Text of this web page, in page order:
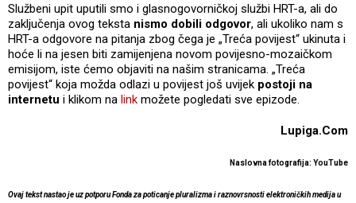
Službeni upit uputili smo i glasnogovorničkoj službi HRT-a, ali do
zaključenja ovog teksta nismo dobili odgovor, ali ukoliko nam s
HRT-a odgovore na pitanja zbog čega je „Treća povijest“ ukinuta i
hoće li na jesen biti zamijenjena novom povijesno-mozaičkom
emisijom, iste ćemo objaviti na našim stranicama. „Treća
povijest“ koja možda odlazi u povijest još uvijek postoji na
internetu i klikom na link možete pogledati sve epizode.
Lupiga.Com
Naslovna fotografija: YouTube
Ovaj tekst nastao je uz potporu Fonda za poticanje pluralizma i raznovrsnosti elektroničkih medija u